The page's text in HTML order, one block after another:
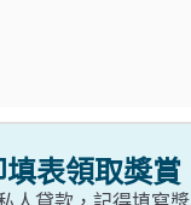
表領取獎賞